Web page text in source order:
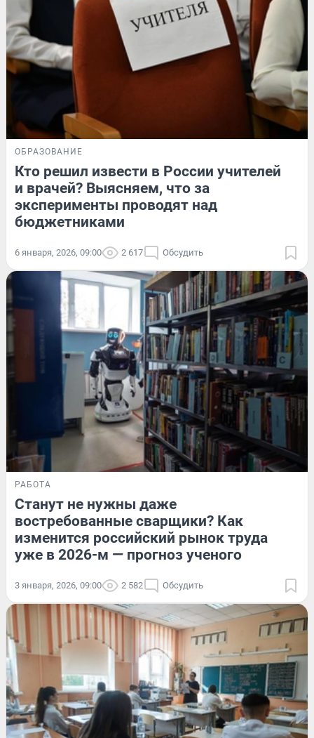
ОБРАЗОВАНИЕ
Кто решил извести в России учителей
и врачей? Выясняем, что за
эксперименты проводят над
бюджетниками
6 января, 2026, 09:00 2 617 Обсудить
РАБОТА
Станут не нужны даже
востребованные сварщики? Как
изменится российский рынок труда
уже в 2026-м — прогноз ученого
3 января, 2026, 09:00 2 582 Обсудить